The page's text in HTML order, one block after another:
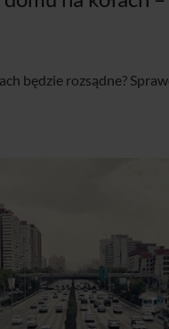
będzie rozsądne?